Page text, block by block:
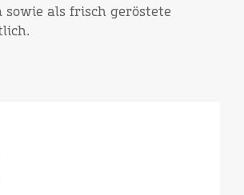
sowie als frisch geröstete